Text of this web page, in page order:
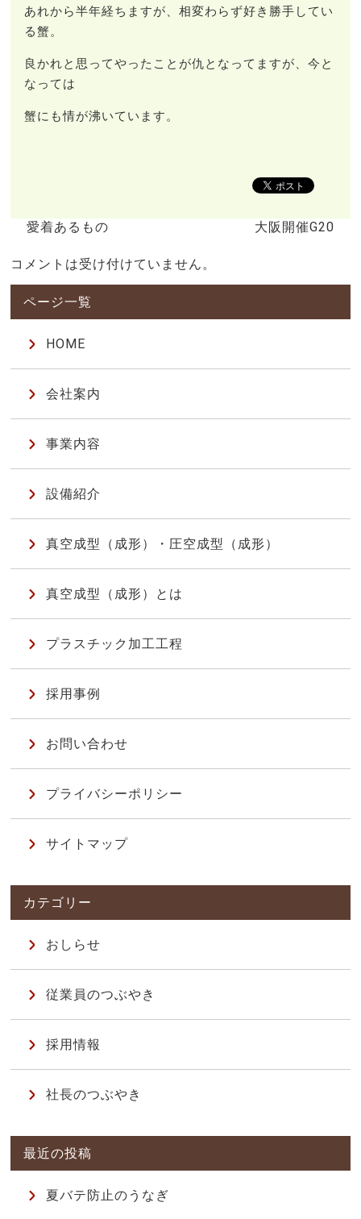
あれから半年経ちますが、相変わらず好き勝手してい
る蟹。
良かれと思ってやったことが仇となってますが、今と
なっては
蟹にも情が沸いています。
愛着あるもの 大阪開催G20
コメントは受け付けていません。
HOME
会社案内
事業内容
設備紹介
真空成型（成形）・圧空成型（成形）
真空成型（成形）とは
プラスチック加工工程
採用事例
お問い合わせ
プライバシーポリシー
サイトマップ
おしらせ
従業員のつぶやき
採用情報
社長のつぶやき
夏バテ防止のうなぎ